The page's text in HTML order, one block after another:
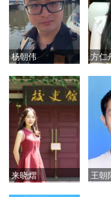
杨朝伟 方仁
来晓熠 王朝